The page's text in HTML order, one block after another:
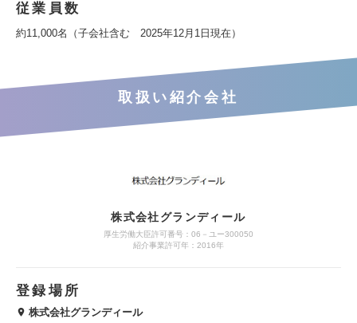
従業員数
約11,000名（子会社含む 2025年12月1日現在）
取扱い紹介会社
株式会社グランディール
厚生労働大臣許可番号：06－ユー300050
紹介事業許可年：2016年
登録場所
株式会社グランディール